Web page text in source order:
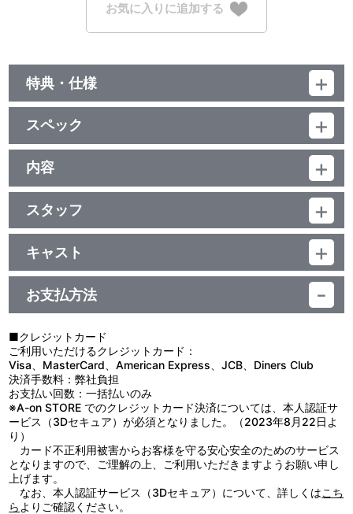
お気に入りに追加する
特典・仕様
特典
■特典ディスク（Blu-ray）
＜収録内容＞
・「機動戦士ガンダム 光る命Chronicle U.C.」
宇宙世紀を描いたシリーズ全ての映像を、新作パートを交えながら
作品の垣根を越えて再構成した映像特典
・ブックレットデジタルアーカイブ（※静止画）
2011年発売の「機動戦士ガンダム／第08MS小隊 ミラーズ・リポ
ート」（BCXA-0302）封入特典の解説書をデジタルアーカイブで
再収録！
映像特典
他、仕様
・特製収納ケース
作品ごとに舞台となる宇宙世紀の年が入っている統一感のあるデザ
イン仕様です。
スペック
品番：BCXA-1470
ジャンル：劇場公開アニメ
本編ディスク：83分（本編51分+映像特典32分）+特典ディスク：
44分
本編ディスク：リニアPCM（ドルビーサラウンド) ・一部リニア
PCM（ステレオ）／AVC／BD50G／4:3<1080p High
Definition>・一部16：9<1080p High Definition>・一部4：
3<1080i High Definition>／日本語・英語・中国語繁体字(台湾・香
港)・中国語簡体字字幕付(ON・OFF可能)※本編のみ
特典ディスク：リニアPCM（ステレオ）／AVC／BD25G／
16:9<1080p High Definition>／日本語・英語・中国語繁体字(台
湾・香港)・中国語簡体字字幕付(ON・OFF可能)／カラー／確127分
内容
制作年度：1998年
【収録内容】
宇宙世紀0079――。
ジオン軍の秘密兵器アプサラスと接触した０８小隊は善戦するも
捕獲に失敗。シローは飛び去るアプサラスと応戦中、消息を絶
つ…。無事帰還したシローだったが、その間の行動を不信に思った
軍は、情報部の女性士官アリス・ミラーに調査を指示。ミラーの巧
妙な質問に敵であるアイナへの想いをシローは語り始め、遂には審
る」と主張するが、「君は敵を撃つことができるか？」との高官の
問いには答えることができなかった。
その答えを見出すべくシローは、仲間であるゲリラの村に潜入し
た敵との戦いに出撃する…。
スタッフ
製作：吉井孝幸／原作：矢立 肇・富野由悠季／監督：加瀬充子 ／
オリジナルシリーズ監督：神田武幸・飯田馬之介／脚本：北嶋博明
／ｵﾘｼﾞﾅﾙｼﾘｰｽﾞ構成：桶谷 顕／ｷｬﾗｸﾀｰﾃﾞｻﾞｲﾝ：川元利浩／ﾒｶﾆｶﾙﾃﾞｻﾞ
ｲﾝ：大河原邦男・カトキハジメ・山根公利／作画監督：門 智昭・杉
浦幸次・横山彰利・吉田 徹・津野田勝敏／美術監督：池田繁美／色
彩設計：千葉賢二／撮影監督：谷口久美子／編集：鶴渕友彰／音
千尋（キングレコード）／企画・制作：サンライズ／製作協力：バ
ンダイビジュアル 他
キャスト
シロー：檜山修之／アイナ：井上喜久子／ミケル：結城比呂（現：
優希比呂）／カレン：小山茉美／サンダースJr.：玄田哲章／エレド
ア：藤原啓治／コジマ：藤本 護／ミラー：高島雅羅 他
お支払方法
■クレジットカード
ご利用いただけるクレジットカード：
Visa、MasterCard、American Express、JCB、Diners Club
決済手数料：弊社負担
お支払い回数：一括払いのみ
※A-on STORE でのクレジットカード決済については、本人認証サ
ービス（3Dセキュア）が必須となりました。（2023年8月22日よ
り）
カード不正利用被害からお客様を守る安心安全のためのサービス
となりますので、ご理解の上、ご利用いただきますようお願い申し
上げます。
なお、本人認証サービス（3Dセキュア）について、詳しくはこち
ら よりご確認ください。